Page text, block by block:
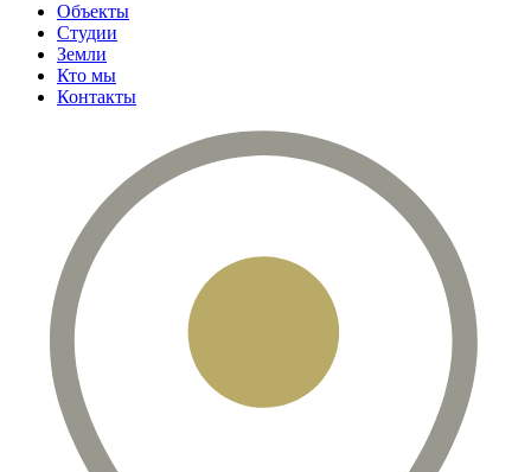
Объекты
Студии
Земли
Кто мы
Контакты